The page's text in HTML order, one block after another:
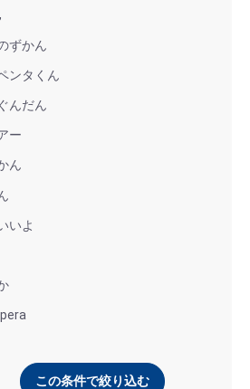
ずかん
ンタくん
んだん
ー
ん
いよ
この条件で絞り込む